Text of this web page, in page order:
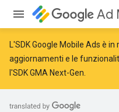
Ad
L'SDK Google Mobile Ads è
aggiornamenti e le
l'SDK GMA Next-Gen